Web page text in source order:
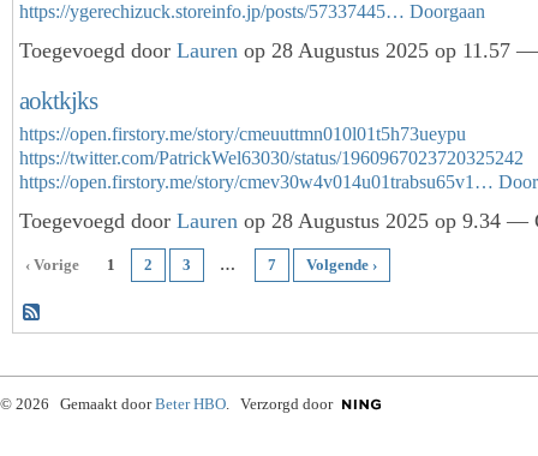
https://ygerechizuck.storeinfo.jp/posts/57337445… Doorgaan
Toegevoegd door Lauren op 28 Augustus 2025 op 11.57
aoktkjks
https://open.firstory.me/story/cmeuuttmn010l01t5h73ueypu
https://twitter.com/PatrickWel63030/status/1960967023720325242
https://open.firstory.me/story/cmev30w4v014u01trabsu65v1…
Toegevoegd door Lauren op 28 Augustus 2025 op 9.34 —
‹ Vorige 1 2 3 … 7 Volgende ›
© 2026 Gemaakt doorBeter HBO. Verzorgd door